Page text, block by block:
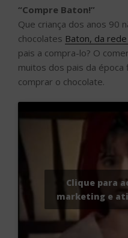
“Compre Baton!”
Que criança dos anos 90
chocolates Baton, da
pais a compra-lo? O
muitos dos pais da
comprar o chocolate.
Clique para
marketing e